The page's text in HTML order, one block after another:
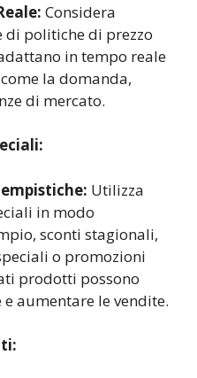
Considera
di politiche di prezzo
in tempo reale
la domanda,
di mercato.
Utilizza
in modo
sconti stagionali,
o promozioni
prodotti possono
e aumentare le vendite.